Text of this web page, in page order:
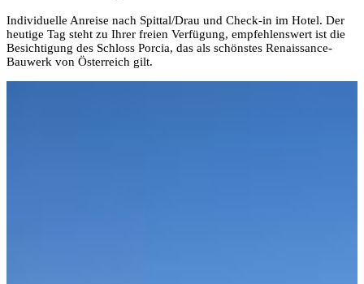
Individuelle Anreise nach Spittal/Drau und Check-in im Hotel. Der
heutige Tag steht zu Ihrer freien Verfügung, empfehlenswert ist die
Besichtigung des Schloss Porcia, das als schönstes Renaissance-
Bauwerk von Österreich gilt.